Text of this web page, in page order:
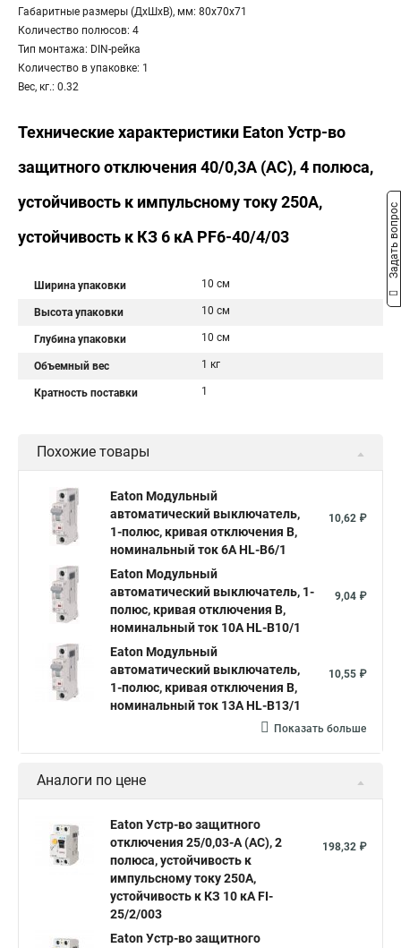
Габаритные размеры (ДхШхВ), мм: 80x70x71
Количество полюсов: 4
Тип монтажа: DIN-рейка
Количество в упаковке: 1
Вес, кг.: 0.32
Технические характеристики Eaton Устр-во
защитного отключения 40/0,3А (АС), 4 полюса,
устойчивость к импульсному току 250А,
устойчивость к КЗ 6 кА PF6-40/4/03
Ширина упаковки 10 см
Высота упаковки 10 см
Глубина упаковки 10 см
Объемный вес 1 кг
Кратность поставки 1
Похожие товары
Eaton Модульный
автоматический выключатель,
1-полюс, кривая отключения B,
номинальный ток 6А HL-B6/1
10,62 ₽
Eaton Модульный
автоматический выключатель, 1-
полюс, кривая отключения B,
номинальный ток 10А HL-B10/1
9,04 ₽
Eaton Модульный
автоматический выключатель,
1-полюс, кривая отключения B,
номинальный ток 13А HL-B13/1
10,55 ₽
Показать больше
Аналоги по цене
Eaton Устр-во защитного
отключения 25/0,03-А (AC), 2
полюса, устойчивость к
импульсному току 250А,
устойчивость к КЗ 10 кА FI-
25/2/003
198,32 ₽
Eaton Устр-во защитного
Задать вопрос